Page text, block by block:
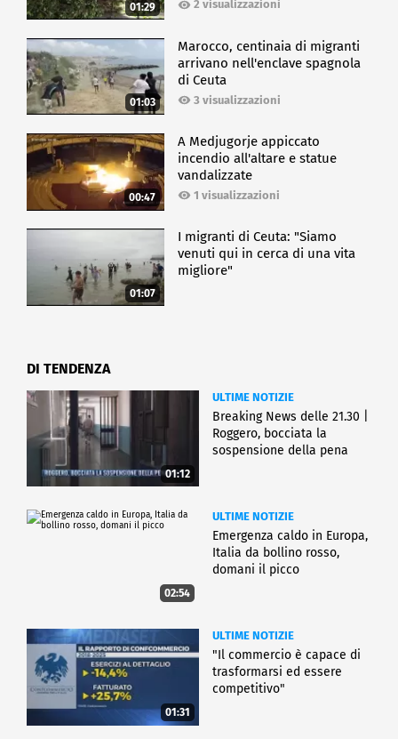
01:29 2 visualizzazioni
01:03
Marocco, centinaia di migranti
arrivano nell'enclave spagnola
di Ceuta
3 visualizzazioni
00:47
A Medjugorje appiccato
incendio all'altare e statue
vandalizzate
1 visualizzazioni
01:07
I migranti di Ceuta: "Siamo
venuti qui in cerca di una vita
migliore"
DI TENDENZA
01:12
ULTIME NOTIZIE
Breaking News delle 21.30 |
Roggero, bocciata la
sospensione della pena
02:54
ULTIME NOTIZIE
Emergenza caldo in Europa,
Italia da bollino rosso,
domani il picco
01:31
ULTIME NOTIZIE
"Il commercio è capace di
trasformarsi ed essere
competitivo"